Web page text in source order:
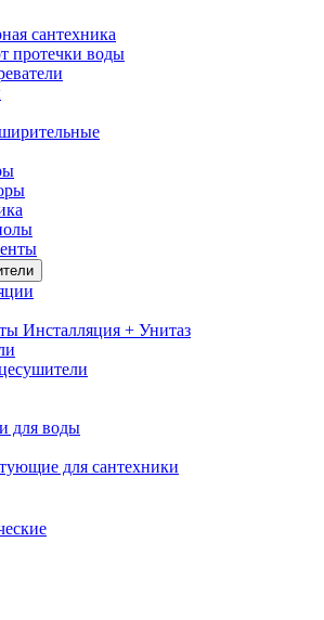
сантехника
протечки воды
Инсталляция + Унитаз
для воды
для сантехники